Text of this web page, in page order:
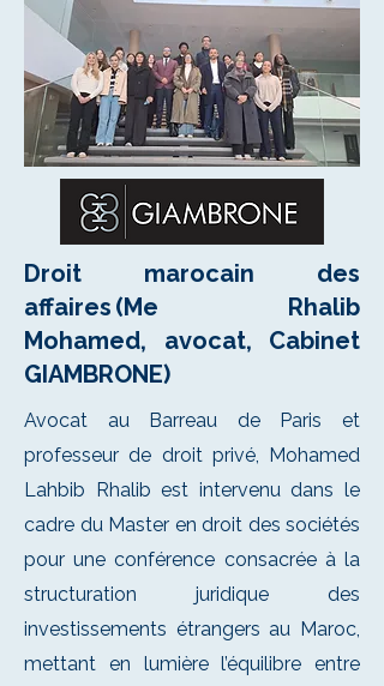
Droit marocain des
affaires (Me Rhalib
Mohamed, avocat, Cabinet
GIAMBRONE)
Avocat au Barreau de Paris et
professeur de droit privé, Mohamed
Lahbib Rhalib est intervenu dans le
cadre du Master en droit des sociétés
pour une conférence consacrée à la
structuration juridique des
investissements étrangers au Maroc,
mettant en lumière l’équilibre entre